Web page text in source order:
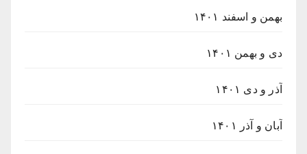
بهمن و اسفند ۱۴۰۱
دی و بهمن ۱۴۰۱
آذر و دی ۱۴۰۱
آبان و آذر ۱۴۰۱